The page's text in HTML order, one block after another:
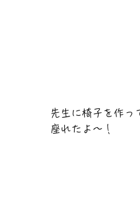
先生に椅子を作っ
座れたよ〜！